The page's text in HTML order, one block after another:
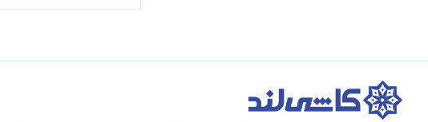
مزایای علم دوش